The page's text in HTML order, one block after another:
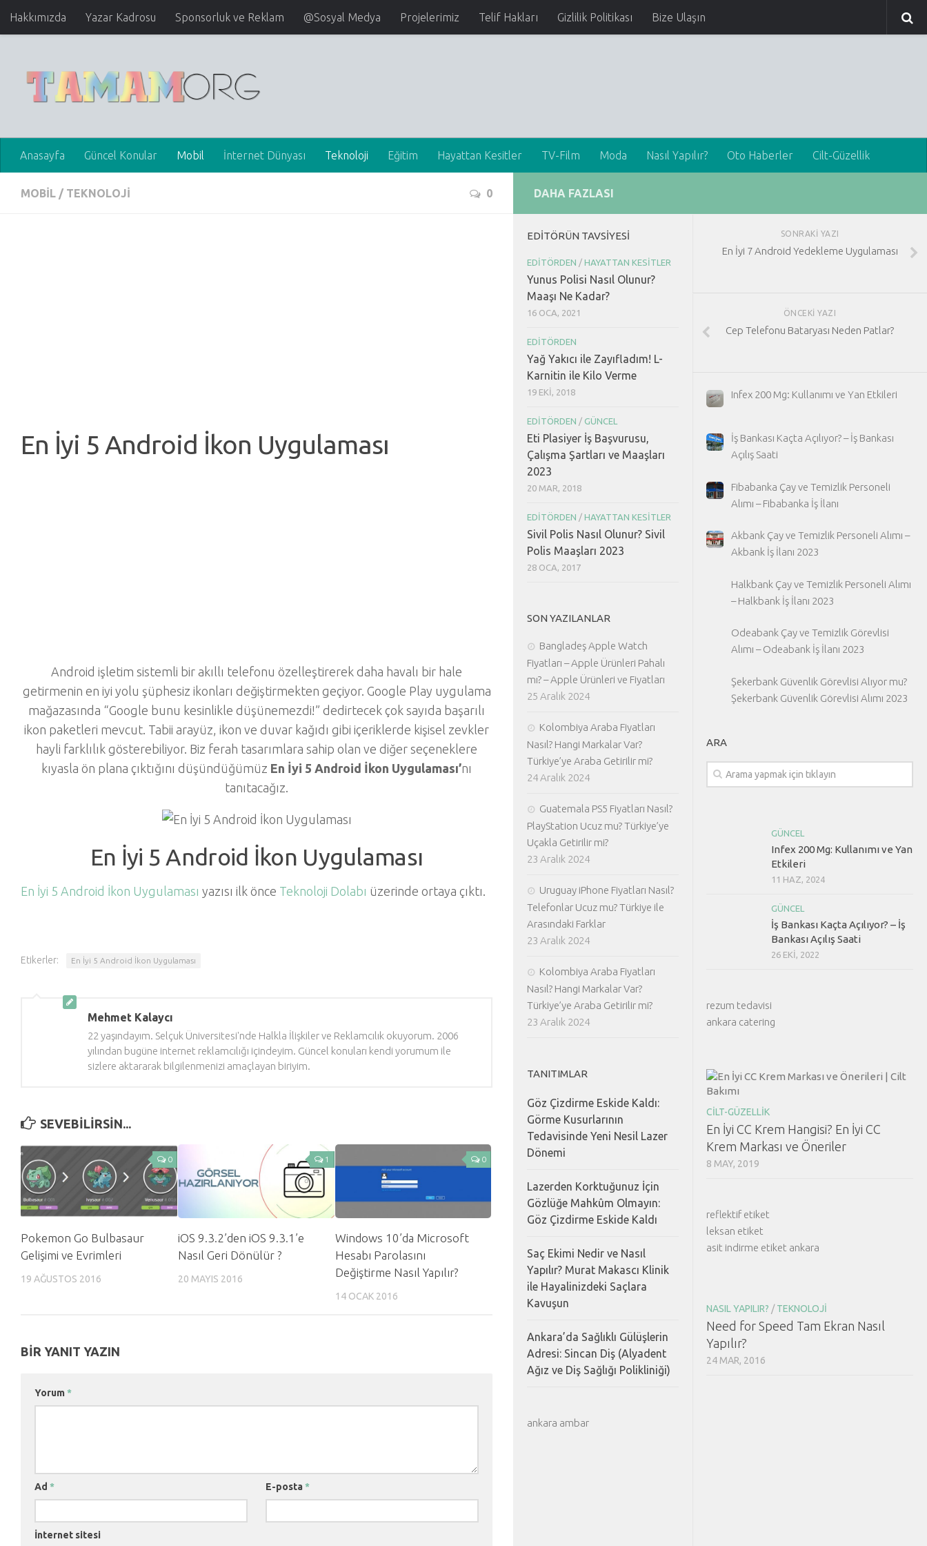
Hakkımızda Yazar Kadrosu Sponsorluk ve Reklam @Sosyal Medya Projelerimiz Telif Hakları Gizlilik Politikası Bize Ulaşın
Anasayfa Güncel Konular Mobil İnternet Dünyası Teknoloji Eğitim Hayattan Kesitler TV-Film Moda Nasıl Yapılır? Oto Haberler Cilt-Güzellik
MOBIL / TEKNOLOJI 0
En İyi 5 Android İkon Uygulaması
Android işletim sistemli bir akıllı telefonu özelleştirerek daha havalı bir hale
getirmenin en iyi yolu şüphesiz ikonları değiştirmekten geçiyor. Google Play uygulama
mağazasında “Google bunu kesinlikle düşünemezdi!” dedirtecek çok sayıda başarılı
ikon paketleri mevcut. Tabii arayüz, ikon ve duvar kağıdı gibi içeriklerde kişisel zevkler
hayli farklılık gösterebiliyor. Biz ferah tasarımlara sahip olan ve diğer seçeneklere
kıyasla ön plana çıktığını düşündüğümüz En İyi 5 Android İkon Uygulaması’nı
tanıtacağız.
En İyi 5 Android İkon Uygulaması
En İyi 5 Android İkon Uygulaması yazısı ilk önce Teknoloji Dolabı üzerinde ortaya çıktı.
Etikerler: En İyi 5 Android İkon Uygulaması
Mehmet Kalaycı
22 yaşındayım. Selçuk Üniversitesi'nde Halkla İlişkiler ve Reklamcılık okuyorum. 2006
yılından bugüne internet reklamcılığı içindeyim. Güncel konuları kendi yorumum ile
sizlere aktararak bilgilenmenizi amaçlayan biriyim.
SEVEBILIRSIN...
0
Pokemon Go Bulbasaur
Gelişimi ve Evrimleri
19 AĞUSTOS 2016
1
iOS 9.3.2’den iOS 9.3.1’e
Nasıl Geri Dönülür ?
20 MAYIS 2016
0
Windows 10’da Microsoft
Hesabı Parolasını
Değiştirme Nasıl Yapılır?
14 OCAK 2016
BIR YANIT YAZIN
Yorum *
Ad * E-posta *
İnternet sitesi
SONRAKI YAZI
En İyi 7 Android Yedekleme Uygulaması
ÖNCEKI YAZI
Cep Telefonu Bataryası Neden Patlar?
Infex 200 Mg: Kullanımı ve Yan Etkileri
İş Bankası Kaçta Açılıyor? – İş Bankası
Açılış Saati
Fibabanka Çay ve Temizlik Personeli
Alımı – Fibabanka İş İlanı
Akbank Çay ve Temizlik Personeli Alımı –
Akbank İş İlanı 2023
Halkbank Çay ve Temizlik Personeli Alımı
– Halkbank İş İlanı 2023
Odeabank Çay ve Temizlik Görevlisi
Alımı – Odeabank İş İlanı 2023
Şekerbank Güvenlik Görevlisi Alıyor mu?
Şekerbank Güvenlik Görevlisi Alımı 2023
ARA
GÜNCEL
Infex 200 Mg: Kullanımı ve Yan
Etkileri
11 HAZ, 2024
GÜNCEL
İş Bankası Kaçta Açılıyor? – İş
Bankası Açılış Saati
26 EKI, 2022
rezum tedavisi
ankara catering
CILT-GÜZELLIK
En İyi CC Krem Hangisi? En İyi CC
Krem Markası ve Öneriler
8 MAY, 2019
reflektif etiket
leksan etiket
asit indirme etiket ankara
NASIL YAPILIR? /TEKNOLOJI
Need for Speed Tam Ekran Nasıl
Yapılır?
24 MAR, 2016
DAHA FAZLASI
EDITÖRÜN TAVSIYESI
EDITÖRDEN / HAYATTAN KESITLER
Yunus Polisi Nasıl Olunur?
Maaşı Ne Kadar?
16 OCA, 2021
EDITÖRDEN
Yağ Yakıcı ile Zayıfladım! L-
Karnitin ile Kilo Verme
19 EKI, 2018
EDITÖRDEN / GÜNCEL
Eti Plasiyer İş Başvurusu,
Çalışma Şartları ve Maaşları
2023
20 MAR, 2018
EDITÖRDEN / HAYATTAN KESITLER
Sivil Polis Nasıl Olunur? Sivil
Polis Maaşları 2023
28 OCA, 2017
SON YAZILANLAR
Bangladeş Apple Watch
Fiyatları – Apple Ürünleri Pahalı
mı? – Apple Ürünleri ve Fiyatları
25 Aralık 2024
Kolombiya Araba Fiyatları
Nasıl? Hangi Markalar Var?
Türkiye’ye Araba Getirilir mi?
24 Aralık 2024
Guatemala PS5 Fiyatları Nasıl?
PlayStation Ucuz mu? Türkiye’ye
Uçakla Getirilir mi?
23 Aralık 2024
Uruguay iPhone Fiyatları Nasıl?
Telefonlar Ucuz mu? Türkiye ile
Arasındaki Farklar
23 Aralık 2024
Kolombiya Araba Fiyatları
Nasıl? Hangi Markalar Var?
Türkiye’ye Araba Getirilir mi?
23 Aralık 2024
TANITIMLAR
Göz Çizdirme Eskide Kaldı:
Görme Kusurlarının
Tedavisinde Yeni Nesil Lazer
Dönemi
Lazerden Korktuğunuz İçin
Gözlüğe Mahkûm Olmayın:
Göz Çizdirme Eskide Kaldı
Saç Ekimi Nedir ve Nasıl
Yapılır? Murat Makascı Klinik
ile Hayalinizdeki Saçlara
Kavuşun
Ankara’da Sağlıklı Gülüşlerin
Adresi: Sincan Diş (Alyadent
Ağız ve Diş Sağlığı Polikliniği)
ankara ambar